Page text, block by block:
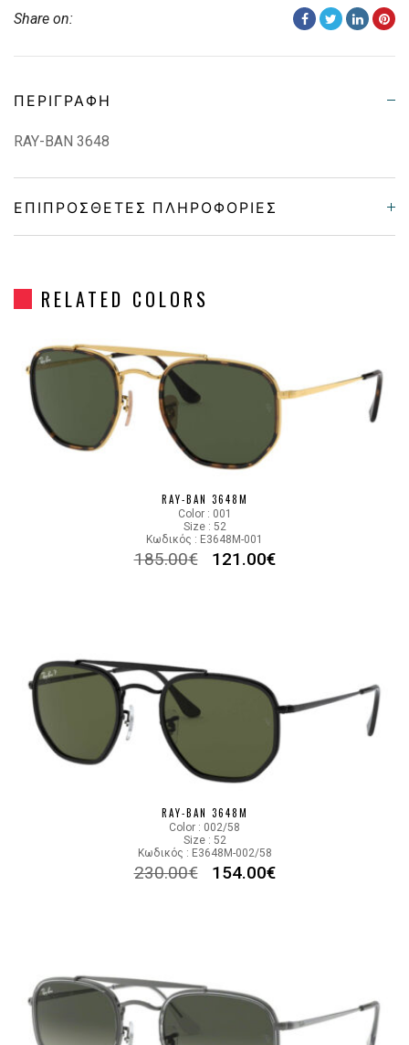
Share on:
ΠΕΡΙΓΡΑΦΉ
RAY-BAN 3648
ΕΠΙΠΡΌΣΘΕΤΕΣ ΠΛΗΡΟΦΟΡΊΕΣ
Material Μεταλλικό
Color SILVER
Lens Color
MIRROR SILVER,GRADIENT
GREEN
003/I2
RELATED COLORS
RAY-BAN 3648M
Color : 001
Size : 52
Κωδικός : E3648M-001
185.00€ 121.00€
RAY-BAN 3648M
Color : 002/58
Size : 52
Κωδικός : E3648M-002/58
230.00€ 154.00€